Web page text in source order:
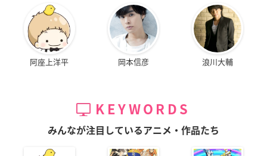
阿座上洋平 岡本信彦 浪川大輔
KEYWORDS
みんなが注目しているアニメ・作品たち